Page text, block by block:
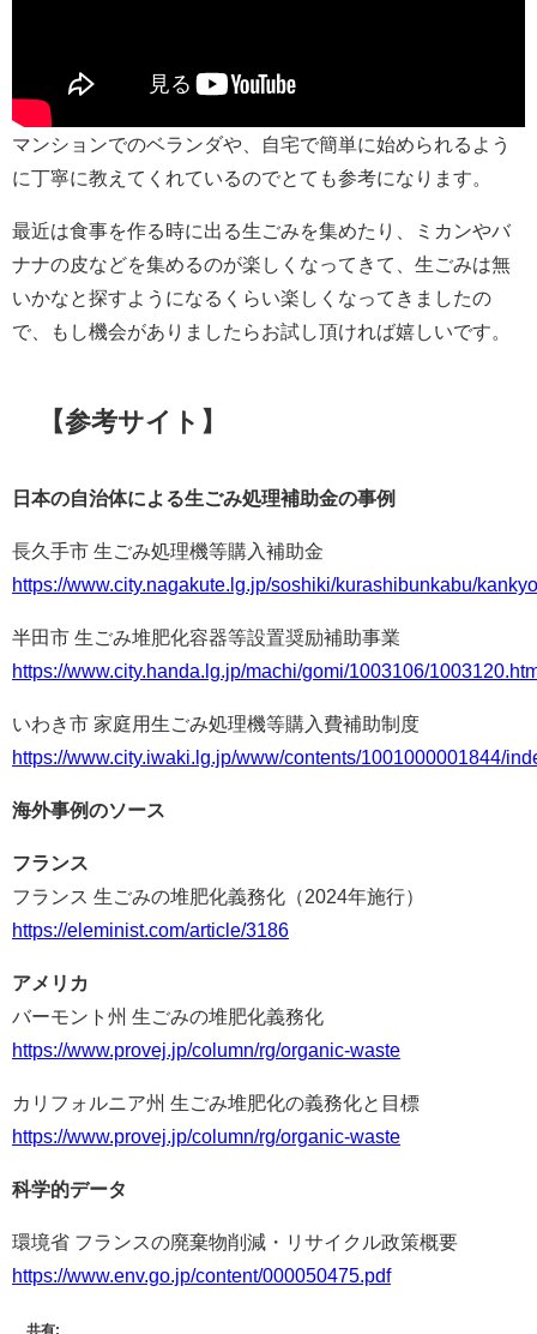
マンションでのベランダや、自宅で簡単に始められるよう
に丁寧に教えてくれているのでとても参考になります。
最近は食事を作る時に出る生ごみを集めたり、ミカンやバ
ナナの皮などを集めるのが楽しくなってきて、生ごみは無
いかなと探すようになるくらい楽しくなってきましたの
で、もし機会がありましたらお試し頂ければ嬉しいです。
【参考サイト】
日本の自治体による生ごみ処理補助金の事例
長久手市 生ごみ処理機等購入補助金
https://www.city.nagakute.lg.jp/soshiki/kurashibunkabu/
半田市 生ごみ堆肥化容器等設置奨励補助事業
https://www.city.handa.lg.jp/machi/gomi/1003106/
いわき市 家庭用生ごみ処理機等購入費補助制度
https://www.city.iwaki.lg.jp/www/contents/1001000001844/
海外事例のソース
フランス
フランス 生ごみの堆肥化義務化（2024年施行）
https://eleminist.com/article/3186
アメリカ
バーモント州 生ごみの堆肥化義務化
https://www.provej.jp/column/rg/organic-waste
カリフォルニア州 生ごみ堆肥化の義務化と目標
https://www.provej.jp/column/rg/organic-waste
科学的データ
環境省 フランスの廃棄物削減・リサイクル政策概要
https://www.env.go.jp/content/000050475.pdf
共有: